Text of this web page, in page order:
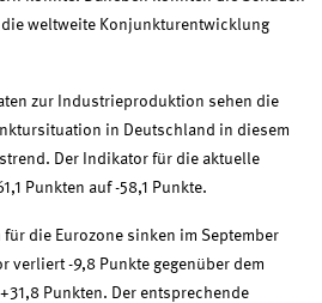
weltweite Konjunkturentwicklung
zur Industrieproduktion sehen die
in Deutschland in diesem
Der Indikator für die aktuelle
Punkten auf -58,1 Punkte.
die Eurozone sinken im September
verliert -9,8 Punkte gegenüber dem
Punkten. Der entsprechende